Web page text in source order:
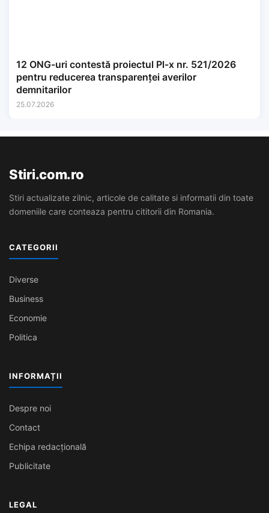
12 ONG-uri contestă proiectul Pl-x nr. 521/2026
pentru reducerea transparenței averilor
demnitarilor
25.07.2026
Stiri.com.ro
Stiri actualizate zilnic, articole de calitate si informatii din toate
domeniile care conteaza pentru cititorii din Romania.
CATEGORII
Diverse
Business
Economie
Politica
INFORMAȚII
Despre noi
Contact
Echipa redacțională
Publicitate
LEGAL